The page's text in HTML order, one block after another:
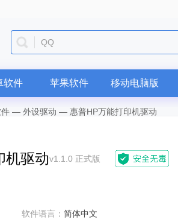
QQ
软件 苹果软件 移动电脑版
— 外设驱动 — 惠普HP万能打印机驱动
机驱动v1.1.0 正式版
软件语言：简体中文